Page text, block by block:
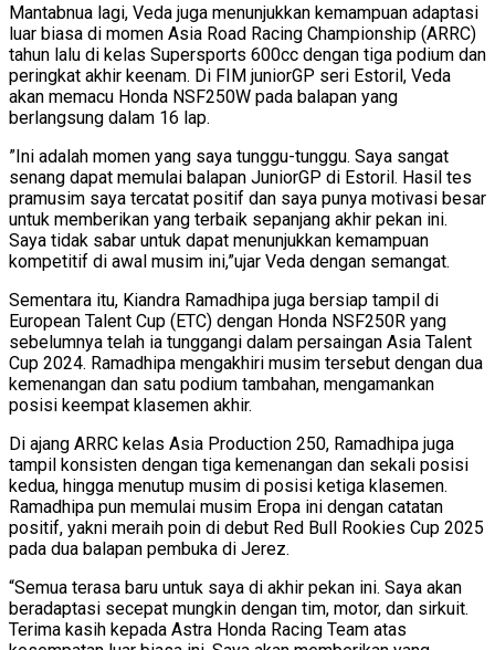
Mantabnua lagi, Veda juga menunjukkan kemampuan adaptasi
luar biasa di momen Asia Road Racing Championship (ARRC)
tahun lalu di kelas Supersports 600cc dengan tiga podium dan
peringkat akhir keenam. Di FIM juniorGP seri Estoril, Veda
akan memacu Honda NSF250W pada balapan yang
berlangsung dalam 16 lap.
”Ini adalah momen yang saya tunggu-tunggu. Saya sangat
senang dapat memulai balapan JuniorGP di Estoril. Hasil tes
pramusim saya tercatat positif dan saya punya motivasi besar
untuk memberikan yang terbaik sepanjang akhir pekan ini.
Saya tidak sabar untuk dapat menunjukkan kemampuan
kompetitif di awal musim ini,”ujar Veda dengan semangat.
Sementara itu, Kiandra Ramadhipa juga bersiap tampil di
European Talent Cup (ETC) dengan Honda NSF250R yang
sebelumnya telah ia tunggangi dalam persaingan Asia Talent
Cup 2024. Ramadhipa mengakhiri musim tersebut dengan dua
kemenangan dan satu podium tambahan, mengamankan
posisi keempat klasemen akhir.
Di ajang ARRC kelas Asia Production 250, Ramadhipa juga
tampil konsisten dengan tiga kemenangan dan sekali posisi
kedua, hingga menutup musim di posisi ketiga klasemen.
Ramadhipa pun memulai musim Eropa ini dengan catatan
positif, yakni meraih poin di debut Red Bull Rookies Cup 2025
pada dua balapan pembuka di Jerez.
“Semua terasa baru untuk saya di akhir pekan ini. Saya akan
beradaptasi secepat mungkin dengan tim, motor, dan sirkuit.
Terima kasih kepada Astra Honda Racing Team atas